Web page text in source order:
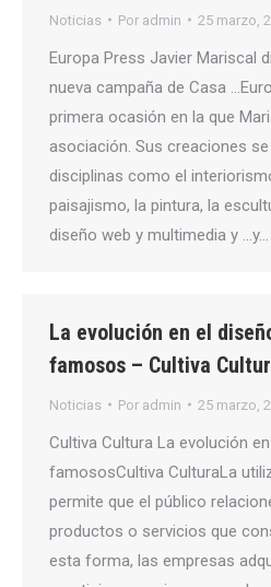
Noticias Por admin 25 marzo,
Europa Press Javier Mariscal
nueva campaña de Casa
primera ocasión en la que
asociación. Sus creaciones
disciplinas como el
paisajismo, la pintura, la
diseño web y multimedia y …y…
La evolución en el
famosos – Cultiva
Noticias Por admin 25 marzo,
Cultiva Cultura La evolución
famososCultiva CulturaLa
permite que el público
productos o servicios que
esta forma, las empresas